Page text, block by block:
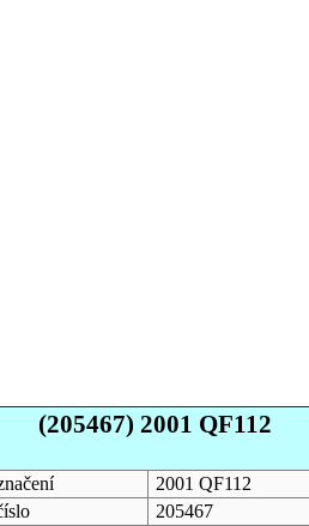
(205467) 2001 QF112
2001 QF112
205467